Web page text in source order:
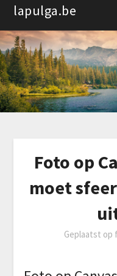
Spring
de
inhoud
lapulga.be
Foto op
moet
Geplaatst op